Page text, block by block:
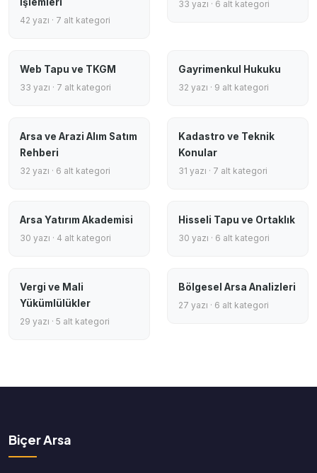
İşlemleri
42 yazı · 7 alt kategori
33 yazı · 6 alt kategori
Web Tapu ve TKGM
33 yazı · 7 alt kategori
Gayrimenkul Hukuku
32 yazı · 9 alt kategori
Arsa ve Arazi Alım Satım
Rehberi
32 yazı · 6 alt kategori
Kadastro ve Teknik
Konular
31 yazı · 7 alt kategori
Arsa Yatırım Akademisi
30 yazı · 4 alt kategori
Hisseli Tapu ve Ortaklık
30 yazı · 6 alt kategori
Vergi ve Mali
Yükümlülükler
29 yazı · 5 alt kategori
Bölgesel Arsa Analizleri
27 yazı · 6 alt kategori
Biçer Arsa